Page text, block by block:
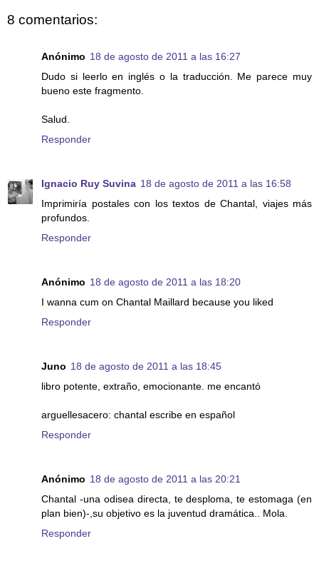
8 comentarios:
Anónimo 18 de agosto de 2011 a las 16:27
Dudo si leerlo en inglés o la traducción. Me parece muy
bueno este fragmento.
Salud.
Responder
Ignacio Ruy Suvina 18 de agosto de 2011 a las 16:58
Imprimiría postales con los textos de Chantal, viajes más
profundos.
Responder
Anónimo 18 de agosto de 2011 a las 18:20
I wanna cum on Chantal Maillard because you liked
Responder
Juno 18 de agosto de 2011 a las 18:45
libro potente, extraño, emocionante. me encantó
arguellesacero: chantal escribe en español
Responder
Anónimo 18 de agosto de 2011 a las 20:21
Chantal -una odisea directa, te desploma, te estomaga (en
plan bien)-,su objetivo es la juventud dramática.. Mola.
Responder